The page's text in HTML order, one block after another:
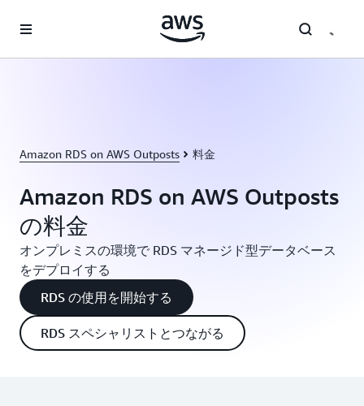
Amazon RDS on AWS Outposts 料金
Amazon RDS on AWS Outposts
の料金
オンプレミスの環境で RDS マネージド型データベース
をデプロイする
RDS の使用を開始する
RDS スペシャリストとつながる